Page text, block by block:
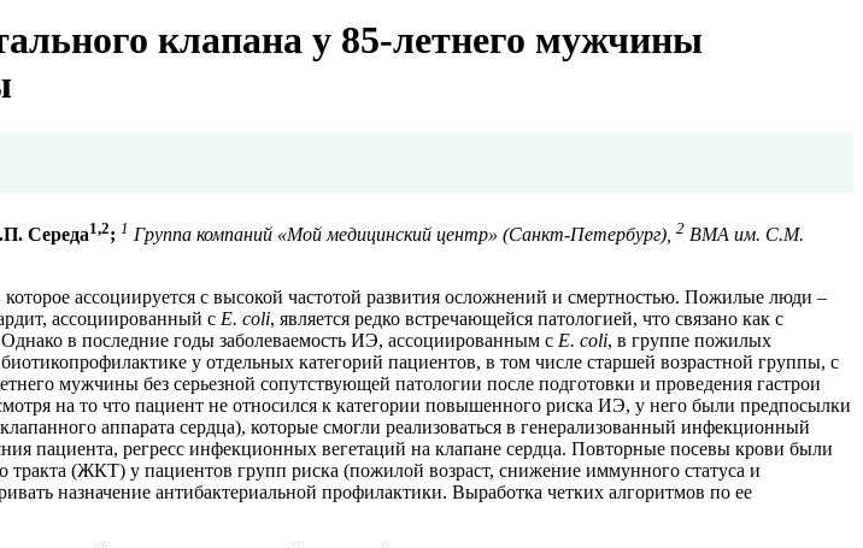
клапана у 85-летнего мужчины
Середа1,2; 1 Группа компаний «Мой медицинский центр» (Санкт-Петербург), 2 ВМА им. С.М.
ассоциируется с высокой частотой развития осложнений и смертностью. Пожилые люди –
ассоциированный с E. coli, является редко встречающейся патологией, что связано как с
в последние годы заболеваемость ИЭ, ассоциированным с E. coli, в группе пожилых
у отдельных категорий пациентов, в том числе старшей возрастной группы, с
мужчины без серьезной сопутствующей патологии после подготовки и проведения гастрои
на то что пациент не относился к категории повышенного риска ИЭ, у него были предпосылки
аппарата сердца), которые смогли реализоваться в генерализованный инфекционный
пациента, регресс инфекционных вегетаций на клапане сердца. Повторные посевы крови были
(ЖКТ) у пациентов групп риска (пожилой возраст, снижение иммунного статуса и
назначение антибактериальной профилактики. Выработка четких алгоритмов по ее